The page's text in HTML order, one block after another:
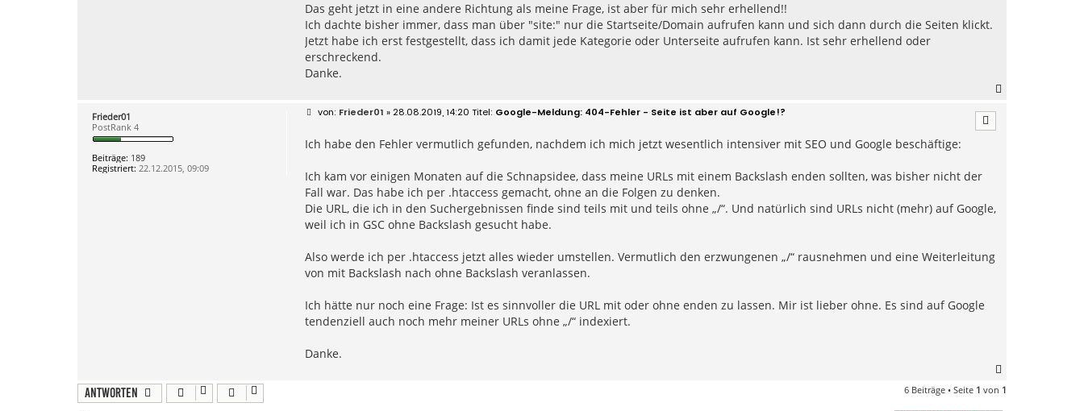
Das geht jetzt in eine andere Richtung als meine Frage, ist aber für mich sehr erhellend!!
Ich dachte bisher immer, dass man über "site:" nur die Startseite/Domain aufrufen kann und sich dann durch die Seiten klickt.
Jetzt habe ich erst festgestellt, dass ich damit jede Kategorie oder Unterseite aufrufen kann. Ist sehr erhellend oder
erschreckend.
Danke.
Frieder01
PostRank 4
Beiträge: 189
Registriert: 22.12.2015, 09:09
B
t
g
Frieder01 » 28.08.2019, 14:20 Google-Meldung: 404-Fehler - Seite ist aber auf Google!?
Ich habe den Fehler vermutlich gefunden, nachdem ich mich jetzt wesentlich intensiver mit SEO und Google beschäftige:
Ich kam vor einigen Monaten auf die Schnapsidee, dass meine URLs mit einem Backslash enden sollten, was bisher nicht der
Fall war. Das habe ich per .htaccess gemacht, ohne an die Folgen zu denken.
Die URL, die ich in den Suchergebnissen finde sind teils mit und teils ohne „/“. Und natürlich sind URLs nicht (mehr) auf Google,
weil ich in GSC ohne Backslash gesucht habe.
Also werde ich per .htaccess jetzt alles wieder umstellen. Vermutlich den erzwungenen „/“ rausnehmen und eine Weiterleitung
von mit Backslash nach ohne Backslash veranlassen.
Ich hätte nur noch eine Frage: Ist es sinnvoller die URL mit oder ohne enden zu lassen. Mir ist lieber ohne. Es sind auf Google
tendenziell auch noch mehr meiner URLs ohne „/“ indexiert.
Danke.
Antworten 6 Beiträge • Seite 1 von 1